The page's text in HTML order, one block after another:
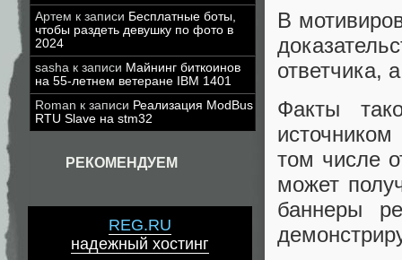
Артем к записи Бесплатные боты,
чтобы раздеть девушку по фото в
2024
sasha к записи Майнинг биткоинов
на 55-летнем ветеране IBM 1401
Roman к записи Реализация ModBus
RTU Slave на stm32
РЕКОМЕНДУЕМ
REG.RU
надежный хостинг
В
ответчика,
Факты
том числе
может
баннеры